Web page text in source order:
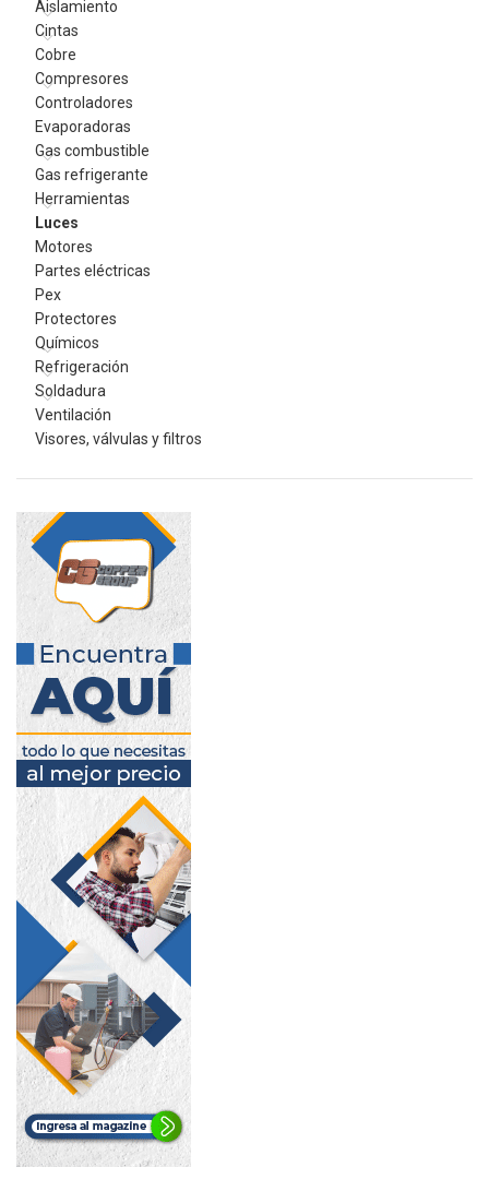
Aislamiento
Cintas
Cobre
Compresores
Controladores
Evaporadoras
Gas combustible
Gas refrigerante
Herramientas
Luces
Motores
Partes eléctricas
Pex
Protectores
Químicos
Refrigeración
Soldadura
Ventilación
Visores, válvulas y filtros